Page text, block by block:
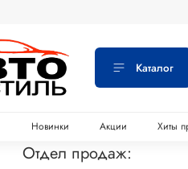
Каталог
Новинки Акции Хиты
Отдел продаж: